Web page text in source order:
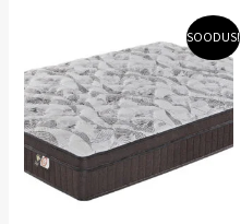
SOODUS!
hind
oli:
249,00 €.
Praegune
hind
on:
224,10 €.